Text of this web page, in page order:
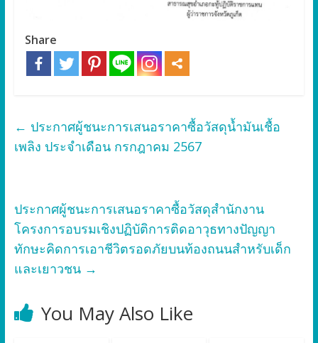
Share
← ประกาศผู้ชนะการเสนอราคาซื้อวัสดุน้ำมันเชื้อ
เพลิง ประจำเดือน กรกฎาคม 2567
ประกาศผู้ชนะการเสนอราคาซื้อวัสดุสำนักงาน
โครงการอบรมเชิงปฏิบัติการติดอาวุธทางปัญญา
ทักษะคิดการเอาชีวิตรอดภัยบนท้องถนนสำหรับเด็ก
และเยาวชน →
You May Also Like